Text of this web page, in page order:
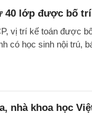
lớp được bố trí
vị trí kế toán được
có học sinh nội trú,
nhà khoa học